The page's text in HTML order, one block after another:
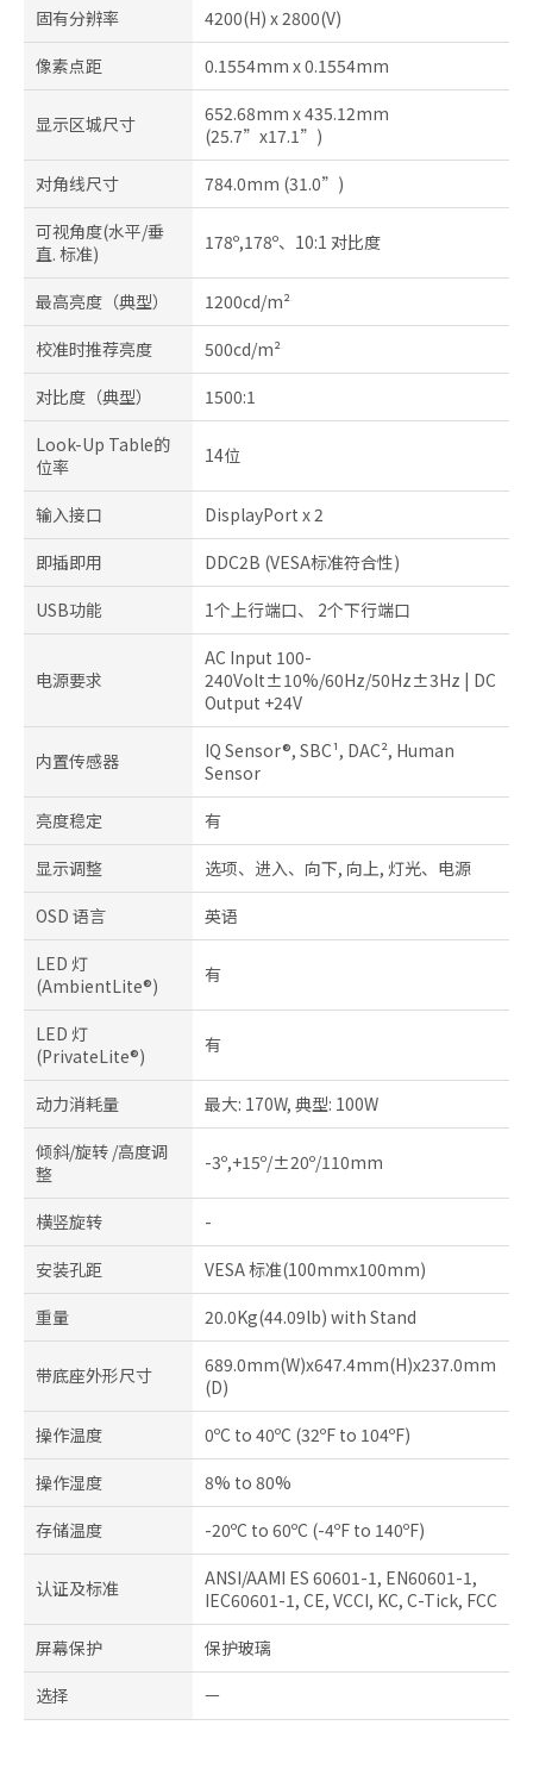
固有分辨率
4200(H) x 2800(V)
像素点距
0.1554mm x 0.1554mm
显示区城尺寸
652.68mm x 435.12mm
(25.7”x17.1”)
对角线尺寸
784.0mm (31.0”)
可视角度(水平/垂
直. 标准)
178º,178º、10:1 对比度
最高亮度（典型）
1200cd/m²
校准时推荐亮度
500cd/m²
对比度（典型）
1500:1
Look-Up Table的
位率
14位
输入接口
DisplayPort x 2
即插即用
DDC2B (VESA标准符合性)
USB功能
1个上行端口、 2个下行端口
电源要求
AC Input 100-
240Volt±10%/60Hz/50Hz±3Hz | DC
Output +24V
内置传感器
IQ Sensor®, SBC¹, DAC², Human
Sensor
亮度稳定
有
显示调整
选项、进入、向下, 向上, 灯光、电源
OSD 语言
英语
LED 灯
(AmbientLite®)
有
LED 灯
(PrivateLite®)
有
动力消耗量
最大: 170W, 典型: 100W
倾斜/旋转 /高度调
整
-3º,+15º/±20º/110mm
横竖旋转
-
安装孔距
VESA 标准(100mmx100mm)
重量
20.0Kg(44.09lb) with Stand
带底座外形尺寸
689.0mm(W)x647.4mm(H)x237.0mm
(D)
操作温度
0ºC to 40ºC (32ºF to 104ºF)
操作湿度
8% to 80%
存储温度
-20ºC to 60ºC (-4ºF to 140ºF)
认证及标准
ANSI/AAMI ES 60601-1, EN60601-1,
IEC60601-1, CE, VCCI, KC, C-Tick, FCC
屏幕保护
保护玻璃
选择
ㅡ